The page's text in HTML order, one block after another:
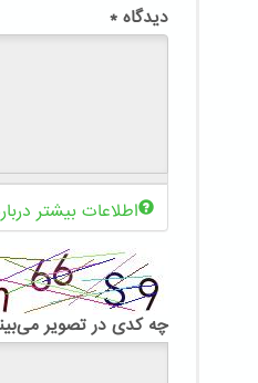
دیدگاه *
اطلاعات بیشتر
چه کدی در تصویر